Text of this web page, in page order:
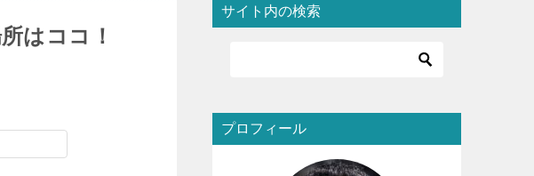
はココ！
サイト内の検索
プロフィール